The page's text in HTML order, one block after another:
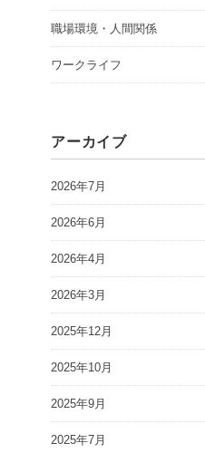
職場環境・人間関係
ワークライフ
アーカイブ
2026年7月
2026年6月
2026年4月
2026年3月
2025年12月
2025年10月
2025年9月
2025年7月